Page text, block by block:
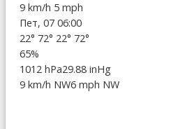
9 km/h 5 mph
Пет, 07 06:00
22° 72° 22° 72°
65%
1012 hPa29.88 inHg
9 km/h NW6 mph NW